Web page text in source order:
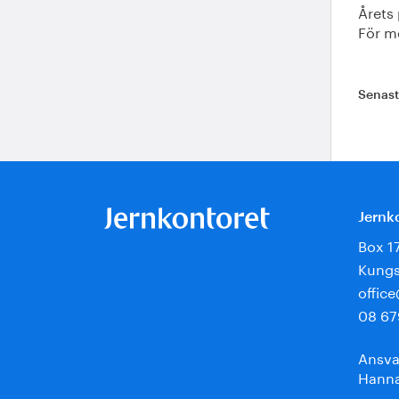
För
Box
08